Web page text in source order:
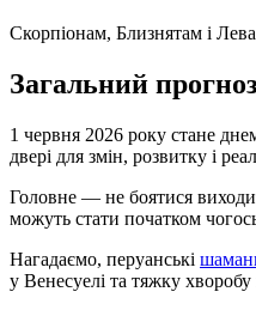
Скорпіонам, Близнятам і
Загальний
1 червня 2026 року стане
двері для змін, розвитку і
Головне — не боятися
можуть стати початком
Нагадаємо, перуанські
у Венесуелі та тяжку